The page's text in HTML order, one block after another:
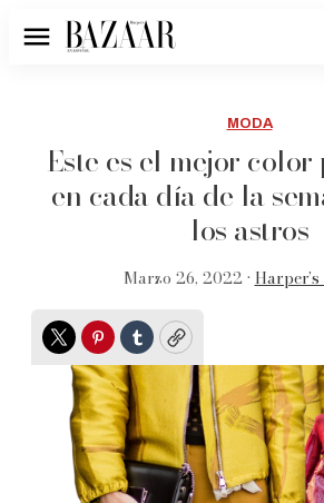
Menú
MODA
Este es el mejor
en cada día de la
los astros
Marzo 26, 2022 •
TwitterPinterest
TumblrCopy